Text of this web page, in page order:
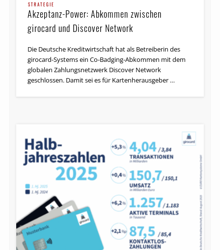
STRATEGIE
Akzeptanz-Power: Abkommen zwischen
girocard und Discover Network
Die Deutsche Kreditwirtschaft hat als Betreiberin des
girocard-Systems ein Co-Badging-Abkommen mit dem
globalen Zahlungsnetzwerk Discover Network
geschlossen. Damit sei es für Kartenherausgeber …